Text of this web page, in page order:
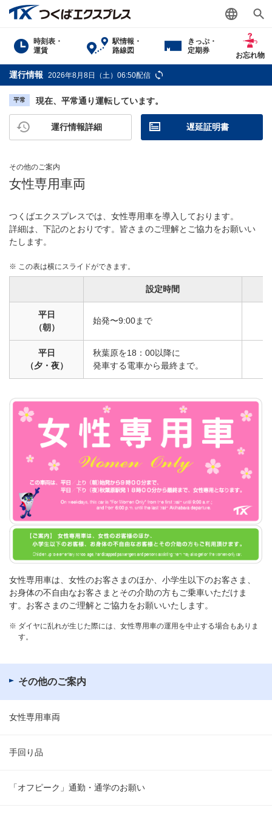
時刻表・
運賃
駅情報・
路線図
きっぷ・
定期券
お忘れ物
運行情報 2026年8月8日（土）06:50配信
平常 現在、平常通り運転しています。
運行情報詳細 遅延証明書
その他のご案内
女性専用車両
つくばエクスプレスでは、女性専用車を導入しております。
詳細は、下記のとおりです。皆さまのご理解とご協力をお願いい
たします。
※ この表は横にスライドができます。
設定時間
平日
（朝）
始発〜9:00まで
平日
（夕・夜）
秋葉原を18：00以降に
発車する電車から最終まで。
女性専用車は、女性のお客さまのほか、小学生以下のお客さま、
お身体の不自由なお客さまとその介助の方もご乗車いただけま
す。お客さまのご理解とご協力をお願いいたします。
※ ダイヤに乱れが生じた際には、女性専用車の運用を中止する場合もありま
す。
その他のご案内
女性専用車両
手回り品
「オフピーク」通勤・通学のお願い